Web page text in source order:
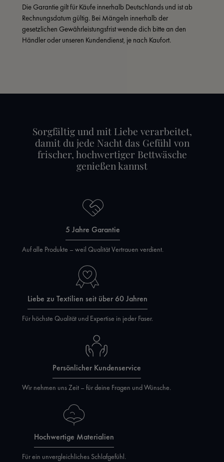
Die Garantie gilt für Käufe innerhalb Deutschlands und ist ab
Rechnungsdatum gültig. Bei Mängeln innerhalb der
gesetzlichen Gewährleistungsfrist wende dich bitte an den
Händler oder unseren Kundendienst, je nach Kaufort.
Sorgfältig und mit Liebe verarbeitet,
damit du jede Nacht das Gefühl von
frischer, hochwertiger Bettwäsche
genießen kannst
5 Jahre Garantie
Auf alle Produkte – weil Qualität Vertrauen verdient.
Liebe zu Textilien seit über 60 Jahren
Für höchste Qualität und Expertise in jeder Faser.
Persönlicher Kundenservice
Wir nehmen uns Zeit – für deine Fragen und Wünsche.
Hochwertige Materialien
Für ein unvergleichliches Schlafgefühl.